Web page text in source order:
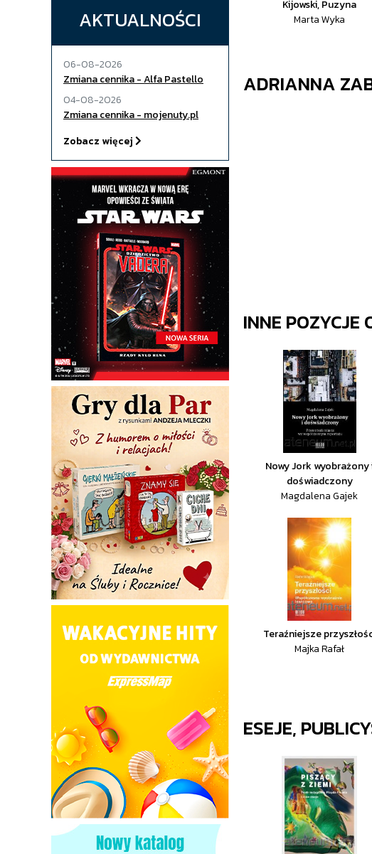
AKTUALNOŚCI
06-08-2026
Zmiana cennika - Alfa Pastello
04-08-2026
Zmiana cennika - mojenuty.pl
Zobacz więcej
Kijowski, Puzyna
Marta Wyka
ADRIANNA
INNE POZYCJE
Nowy Jork wyobrażony
doświadczony
Magdalena Gajek
Teraźniejsze
Majka Rafał
ESEJE,